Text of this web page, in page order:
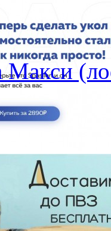
Макси